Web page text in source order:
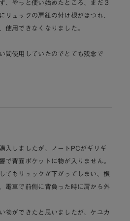
、やっと使い始めたところ、まだ３
リュックの肩紐の付け根がほつれ、
使用できなくなりました。
間使用していたのでとても残念で
入しましたが、ノートPCがギリギ
で背面ポケットに物が入りません。
てもリュックが下がってしまい、根
電車で前側に背負った時に肩から外
物ができたと思いましたが、ケユカ